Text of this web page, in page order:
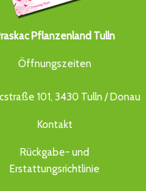
Pflanzenland Tulln
Öffnungszeiten
101, 3430 Tulln / Donau
Kontakt
Rückgabe- und
Erstattungsrichtlinie